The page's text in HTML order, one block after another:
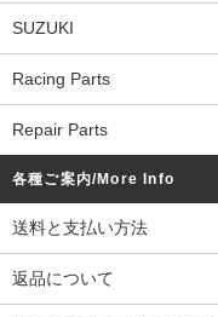
SUZUKI
Racing Parts
Repair Parts
各種ご案内/More Info
送料と支払い方法
返品について